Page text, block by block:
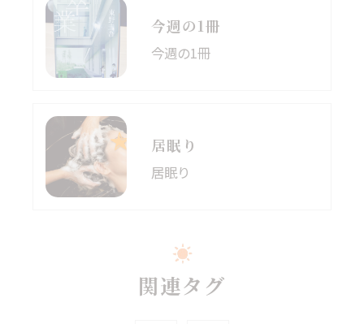
今週の1冊
今週の1冊
居眠り
居眠り
関連タグ